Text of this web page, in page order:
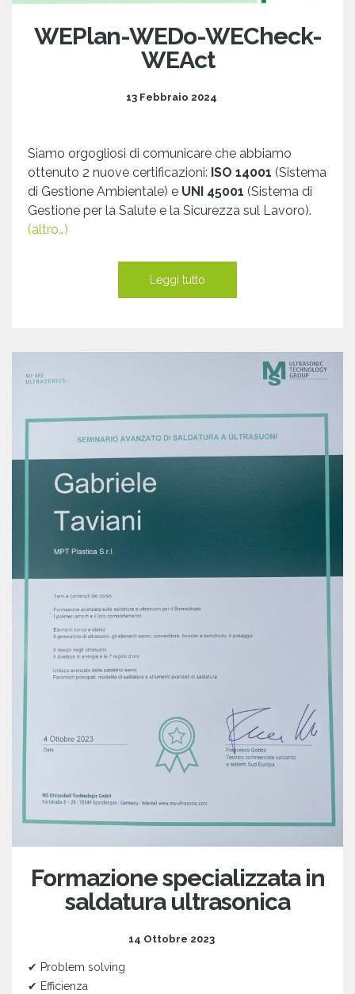
WEPlan-WEDo-WECheck-
WEAct
13 Febbraio 2024
Siamo orgogliosi di comunicare che abbiamo
ottenuto 2 nuove certificazioni: ISO 14001 (Sistema
di Gestione Ambientale) e UNI 45001 (Sistema di
Gestione per la Salute e la Sicurezza sul Lavoro).
(altro…)
Leggi tutto
Formazione specializzata in
saldatura ultrasonica
14 Ottobre 2023
✔ Problem solving
✔ Efficienza